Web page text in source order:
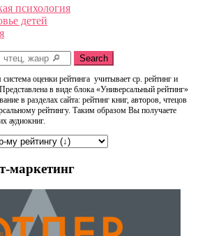
психология
детей
Search
оценки рейтинга учитывает ср. рейтинг и
в виде блока «Универсальный рейтинг»
в разделах сайта: рейтинг книг, авторов, чтецов
рейтингу. Таким образом Вы получаете
аудиокниг.
маркетинг